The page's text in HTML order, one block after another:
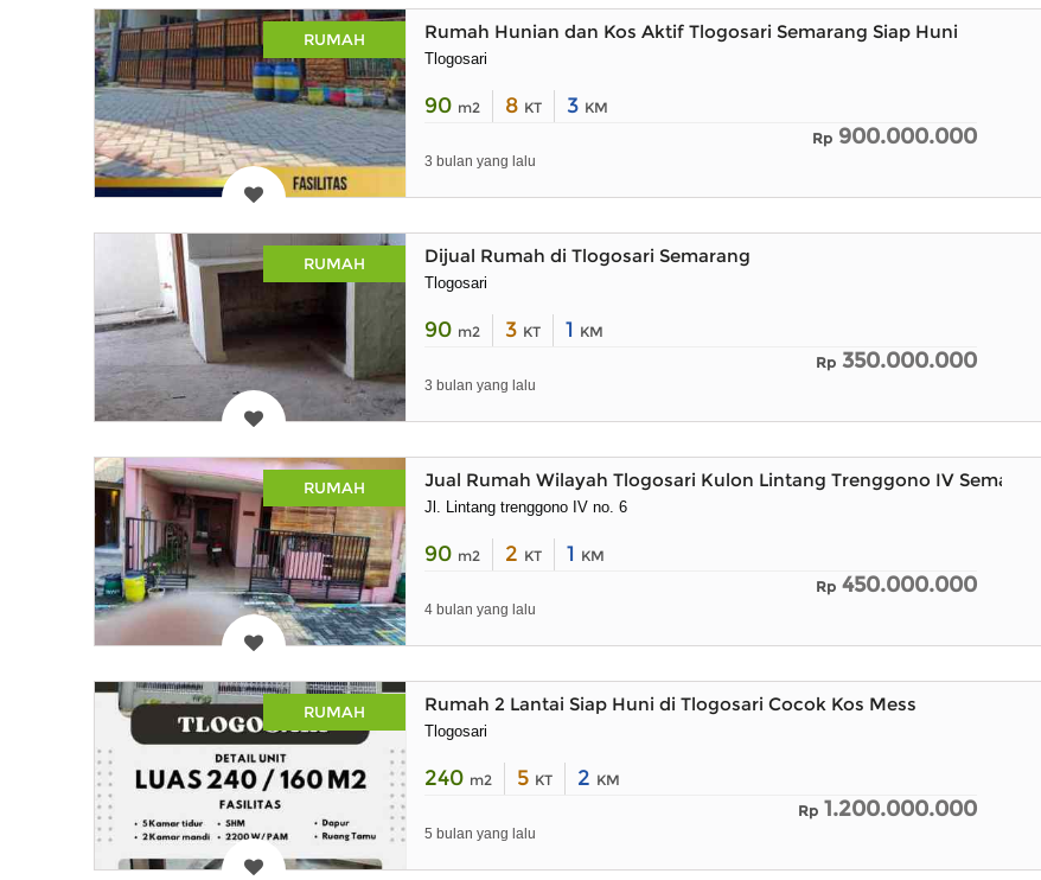
RUMAH Rumah Hunian dan Kos Aktif Tlogosari Semarang Siap Huni
Tlogosari
90 m2 8 KT 3 KM
Rp 900.000.000
3 bulan yang lalu
RUMAH Dijual Rumah di Tlogosari Semarang
Tlogosari
90 m2 3 KT 1 KM
Rp 350.000.000
3 bulan yang lalu
RUMAH Jual Rumah Wilayah Tlogosari Kulon Lintang Trenggono IV Semarang
Jl. Lintang trenggono IV no. 6
90 m2 2 KT 1 KM
Rp 450.000.000
4 bulan yang lalu
RUMAH Rumah 2 Lantai Siap Huni di Tlogosari Cocok Kos Mess
Tlogosari
240 m2 5 KT 2 KM
Rp 1.200.000.000
5 bulan yang lalu